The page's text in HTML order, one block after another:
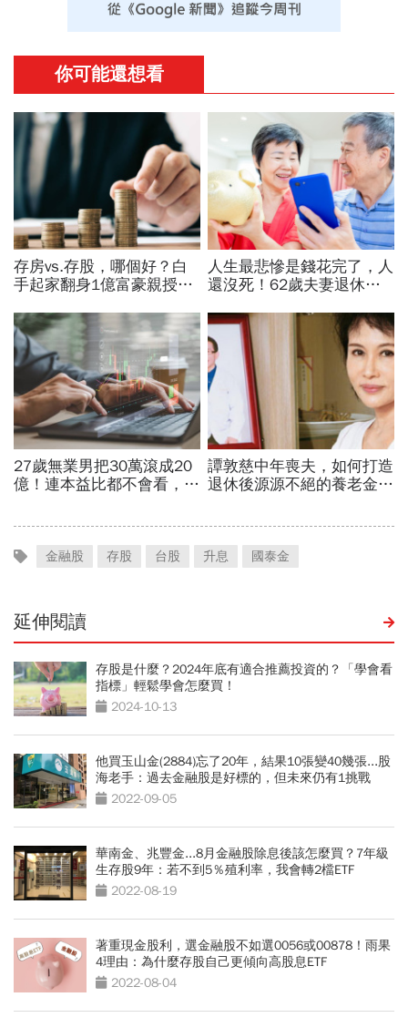
金融股 存股 台股 升息 國泰金
延伸閱讀
存股是什麼？2024年底有適合推薦投資的？「學會看
指標」輕鬆學會怎麼買！
2024-10-13
他買玉山金(2884)忘了20年，結果10張變40幾張...股
海老手：過去金融股是好標的，但未來仍有1挑戰
2022-09-05
華南金、兆豐金...8月金融股除息後該怎麼買？7年級
生存股9年：若不到5％殖利率，我會轉2檔ETF
2022-08-19
著重現金股利，選金融股不如選0056或00878！雨果
4理由：為什麼存股自己更傾向高股息ETF
2022-08-04